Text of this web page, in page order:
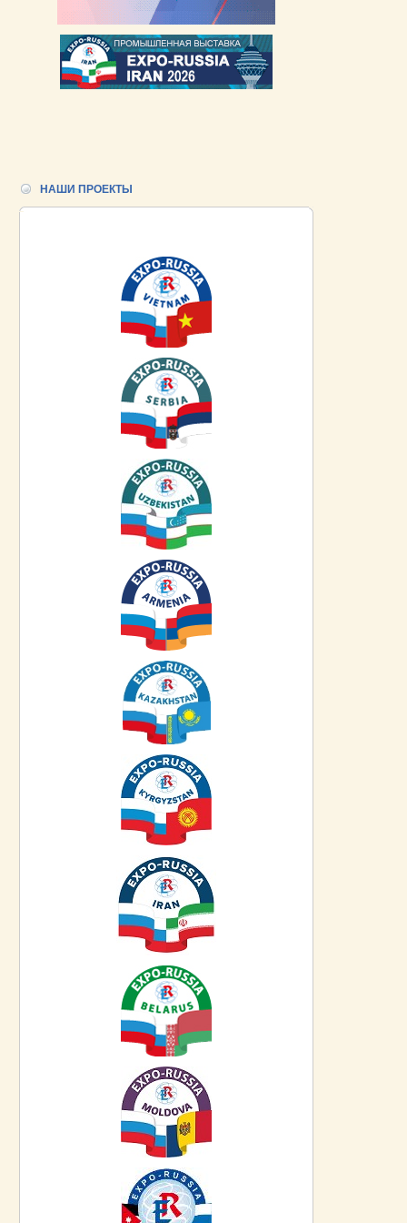
НАШИ ПРОЕКТЫ